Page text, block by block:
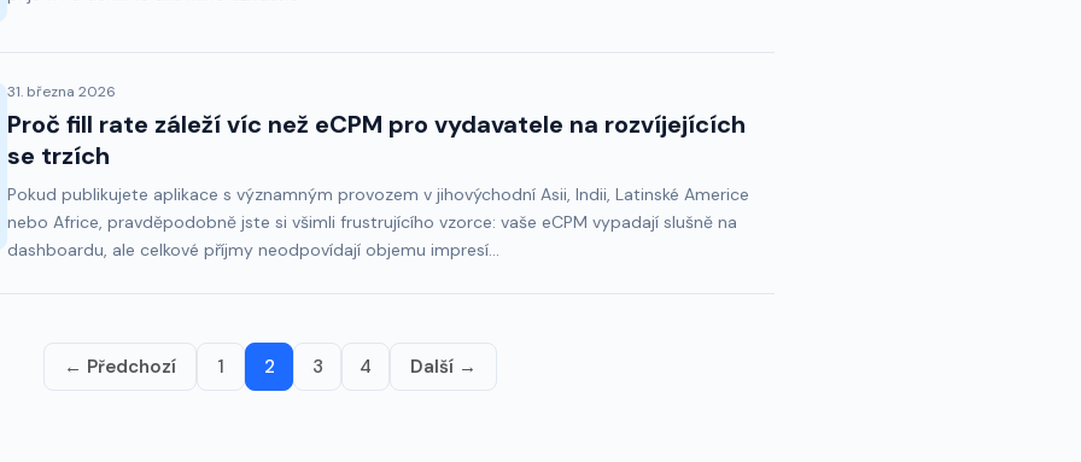
31. března 2026
Proč fill rate záleží víc než eCPM pro vydavatele na rozvíjejících
se trzích
Pokud publikujete aplikace s významným provozem v jihovýchodní Asii, Indii, Latinské Americe
nebo Africe, pravděpodobně jste si všimli frustrujícího vzorce: vaše eCPM vypadají slušně na
dashboardu, ale celkové příjmy neodpovídají objemu impresí...
← Předchozí 1 2 3 4 Další →